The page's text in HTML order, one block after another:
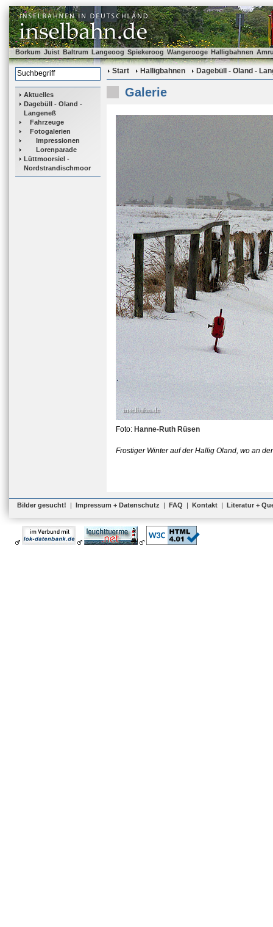
Borkum Juist Baltrum Langeoog Spiekeroog Wangerooge Halligbahnen
Aktuelles
Dagebüll - Oland -
Langeneß
Fahrzeuge
Fotogalerien
Impressionen
Lorenparade
Lüttmoorsiel -
Nordstrandischmoor
Start Halligbahnen Dagebüll - Oland -
Galerie
Foto: Hanne-Ruth Rüsen
Frostiger Winter auf der Hallig Oland, wo an
Bilder gesucht! | Impressum + Datenschutz | FAQ | Kontakt | Literatur +